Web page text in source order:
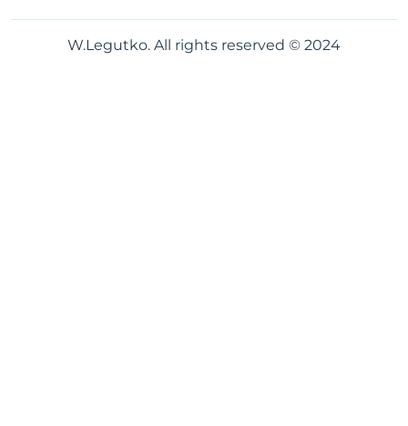
W.Legutko. All rights reserved © 2024